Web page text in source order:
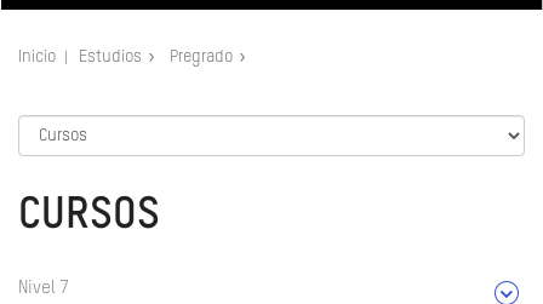
Inicio Estudios Pregrado
CURSOS
Nivel 7